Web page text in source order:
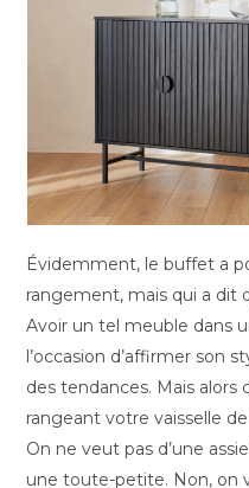
Évidemment, le buffet a
rangement, mais qui a dit
Avoir un tel meuble dans
l’occasion d’affirmer son
des tendances. Mais
rangeant votre vaisselle
On ne veut pas d’une
une toute-petite. Non, on